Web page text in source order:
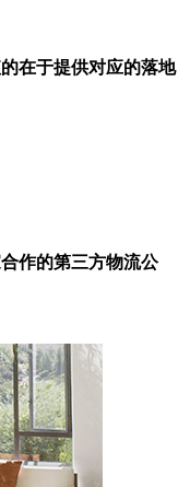
在于提供对应的落地
作的第三方物流公